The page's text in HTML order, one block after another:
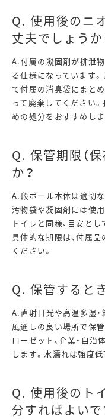
Q. 使用後のニ
丈夫でしょうか
A.付属の凝固剤が排泄
る仕様になっています
て付属の消臭袋にまと
って廃棄してください
めの処分をおすすめしま
Q. 保管期限（
か？
A.段ボール本体は適切
汚物袋や凝固剤には使
トイレと同様、目安と
具体的な期限は、付属
ください。
Q. 保管すると
A.直射日光や高温多湿
風通しの良い場所で保
ローゼット、企業・自
します。水濡れは強度
Q. 使用後のト
分すればよいで